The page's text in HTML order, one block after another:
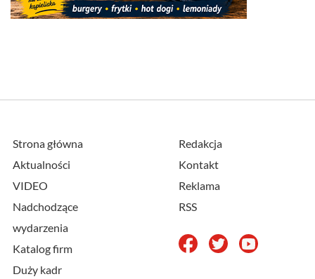
Strona główna
Aktualności
VIDEO
Nadchodzące
wydarzenia
Katalog firm
Duży kadr
Redakcja
Kontakt
Reklama
RSS